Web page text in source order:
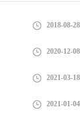
2018-08-28
2020-12-08
2021-03-18
2021-01-04